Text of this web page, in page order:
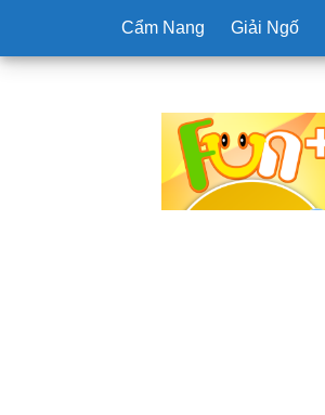
Cẩm Nang Giải Ngố